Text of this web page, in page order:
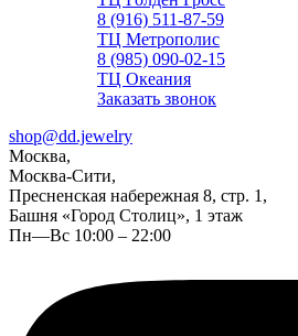
8 (916) 511-87-59
ТЦ Метрополис
8 (985) 090-02-15
ТЦ Океания
Заказать звонок
shop@dd.jewelry
Москва,
Москва-Сити,
Пресненская набережная 8, стр. 1,
Башня «Город Столиц», 1 этаж
Пн—Вс 10:00 – 22:00